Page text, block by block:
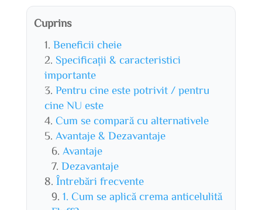
Cuprins
Beneficii cheie
Specificații & caracteristici
importante
Pentru cine este potrivit / pentru
cine NU este
Cum se compară cu alternativele
Avantaje & Dezavantaje
Avantaje
Dezavantaje
Întrebări frecvente
1. Cum se aplică crema anticelulită